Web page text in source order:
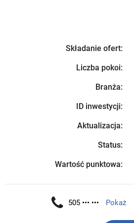
Składanie ofert:
Liczba pokoi:
Branża:
ID inwestycji:
Aktualizacja:
Status:
Wartość punktowa:
505 ••• ••• Pokaż